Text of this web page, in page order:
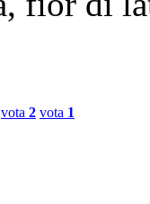
vota 2 vota 1